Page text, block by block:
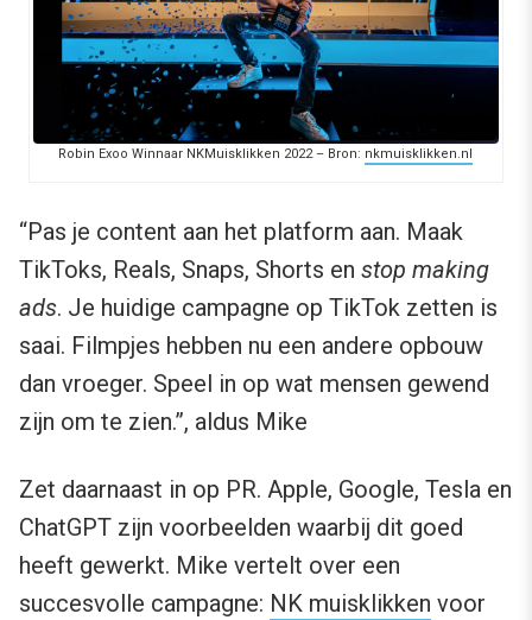
Robin Exoo Winnaar NKMuisklikken 2022 – Bron: nkmuisklikken.nl
“Pas je content aan het platform aan. Maak
TikToks, Reals, Snaps, Shorts en stop making
ads. Je huidige campagne op TikTok zetten is
saai. Filmpjes hebben nu een andere opbouw
dan vroeger. Speel in op wat mensen gewend
zijn om te zien.”, aldus Mike
Zet daarnaast in op PR. Apple, Google, Tesla en
ChatGPT zijn voorbeelden waarbij dit goed
heeft gewerkt. Mike vertelt over een
succesvolle campagne: NK muisklikken voor